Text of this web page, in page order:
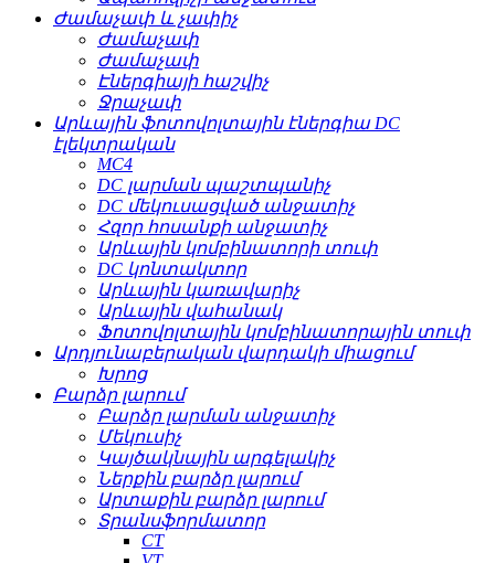
Ժամաչափ և չափիչ
Ժամաչափ
Ժամաչափ
Էներգիայի հաշվիչ
Ջրաչափ
Արևային ֆոտովոլտային էներգիա DC
էլեկտրական
MC4
DC լարման պաշտպանիչ
DC մեկուսացված անջատիչ
Հզոր հոսանքի անջատիչ
Արևային կոմբինատորի տուփ
DC կոնտակտոր
Արևային կառավարիչ
Արևային վահանակ
Ֆոտովոլտային կոմբինատորային տուփ
Արդյունաբերական վարդակի միացում
Խրոց
Բարձր լարում
Բարձր լարման անջատիչ
Մեկուսիչ
Կայծակնային արգելակիչ
Ներքին բարձր լարում
Արտաքին բարձր լարում
Տրանսֆորմատոր
CT